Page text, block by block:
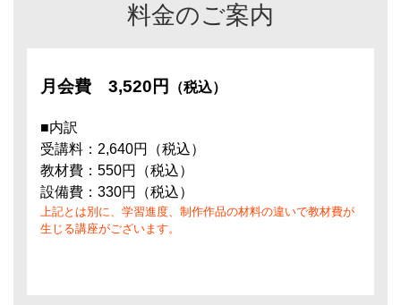
料金のご案内
月会費 3,520円 （税込）
■内訳
受講料：2,640円（税込）
教材費：550円（税込）
設備費：330円（税込）
上記とは別に、学習進度、制作作品の材料の違いで教材費が
生じる講座がございます。